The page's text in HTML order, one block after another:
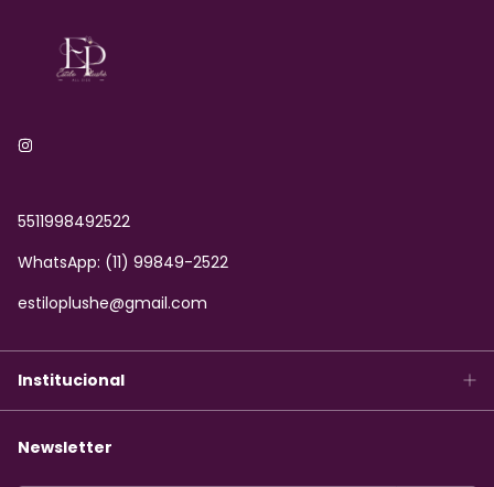
5511998492522
WhatsApp: (11) 99849-2522
estiloplushe@gmail.com
Institucional
Newsletter